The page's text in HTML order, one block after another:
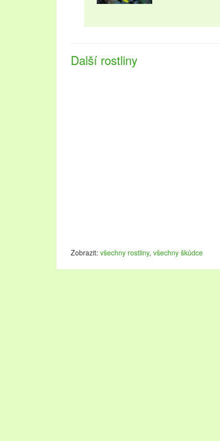
Další rostliny
Zobrazit: všechny rostliny, všechny škůdce